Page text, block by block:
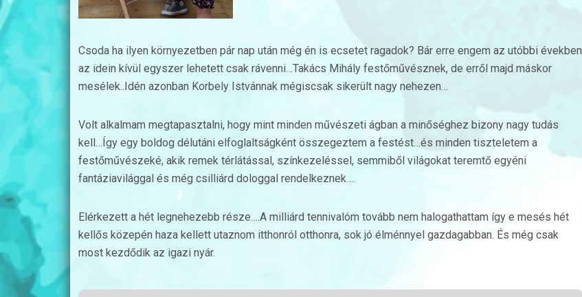
Csoda ha ilyen környezetben pár nap után még én is ecsetet ragadok? Bár erre engem az utóbbi években
az idein kívül egyszer lehetett csak rávenni…Takács Mihály festőművésznek, de erről majd máskor
mesélek..Idén azonban Korbely Istvánnak mégiscsak sikerült nagy nehezen…
Volt alkalmam megtapasztalni, hogy mint minden művészeti ágban a minőséghez bizony nagy tudás
kell…Így egy boldog délutáni elfoglaltságként összegeztem a festést…és minden tiszteletem a
festőművészeké, akik remek térlátással, színkezeléssel, semmiből világokat teremtő egyéni
fantáziavilággal és még csilliárd dologgal rendelkeznek….
Elérkezett a hét legnehezebb része….A milliárd tennivalóm tovább nem halogathattam így e mesés hét
kellős közepén haza kellett utaznom itthonról otthonra, sok jó élménnyel gazdagabban. És még csak
most kezdődik az igazi nyár.